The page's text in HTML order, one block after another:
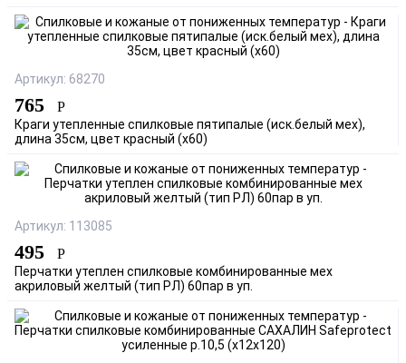
Артикул: 68270
765 Р
Краги утепленные спилковые пятипалые (иск.белый мех),
длина 35см, цвет красный (х60)
Артикул: 113085
495 Р
Перчатки утеплен спилковые комбинированные мех
акриловый желтый (тип РЛ) 60пар в уп.